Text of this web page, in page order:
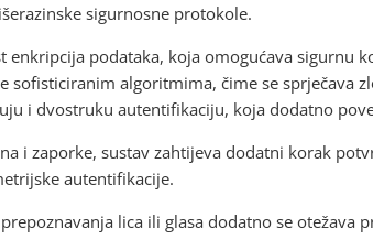
sigurnosne protokole.
podataka, koja omogućava sigurnu
sofisticiranim algoritmima, čime se sprječava
i dvostruku autentifikaciju, koja dodatno
i zaporke, sustav zahtijeva dodatni korak
autentifikacije.
lica ili glasa dodatno se otežava